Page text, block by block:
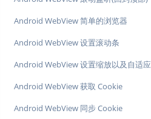
Android WebView 简单的浏览器
Android WebView 设置滚动条
Android WebView 设置缩放以及自适应
Android WebView 获取 Cookie
Android WebView 同步 Cookie